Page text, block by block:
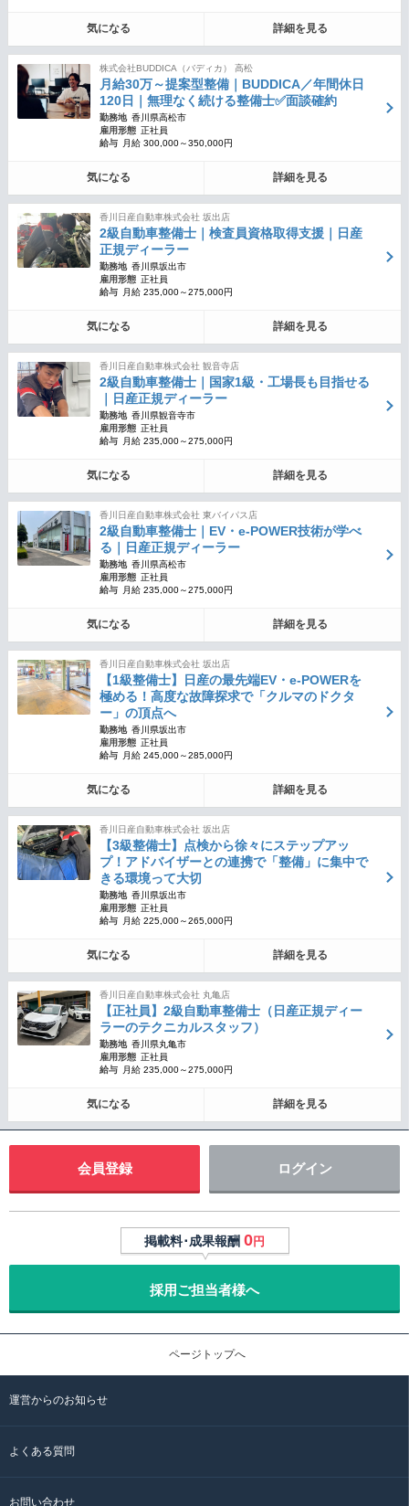
気になる 詳細を見る
株式会社BUDDICA（バディカ） 高松
月給30万～提案型整備｜BUDDICA／年間休日
120日｜無理なく続ける整備士✅面談確約
勤務地 香川県高松市
雇用形態 正社員
給与
月給 300,000～350,000円
気になる 詳細を見る
香川日産自動車株式会社 坂出店
2級自動車整備士｜検査員資格取得支援｜日産
正規ディーラー
勤務地 香川県坂出市
雇用形態 正社員
給与
月給 235,000～275,000円
気になる 詳細を見る
香川日産自動車株式会社 観音寺店
2級自動車整備士｜国家1級・工場長も目指せる
｜日産正規ディーラー
勤務地 香川県観音寺市
雇用形態 正社員
給与
月給 235,000～275,000円
気になる 詳細を見る
香川日産自動車株式会社 東バイパス店
2級自動車整備士｜EV・e-POWER技術が学べ
る｜日産正規ディーラー
勤務地 香川県高松市
雇用形態 正社員
給与
月給 235,000～275,000円
気になる 詳細を見る
香川日産自動車株式会社 坂出店
【1級整備士】日産の最先端EV・e-POWERを
極める！高度な故障探求で「クルマのドクタ
ー」の頂点へ
勤務地 香川県坂出市
雇用形態 正社員
給与
月給 245,000～285,000円
気になる 詳細を見る
香川日産自動車株式会社 坂出店
【3級整備士】点検から徐々にステップアッ
プ！アドバイザーとの連携で「整備」に集中で
きる環境って大切
勤務地 香川県坂出市
雇用形態 正社員
給与
月給 225,000～265,000円
気になる 詳細を見る
香川日産自動車株式会社 丸亀店
【正社員】2級自動車整備士（日産正規ディー
ラーのテクニカルスタッフ）
勤務地 香川県丸亀市
雇用形態 正社員
給与
月給 235,000～275,000円
気になる 詳細を見る
会員登録 ログイン
掲載料･成果報酬 0円
採用ご担当者様へ
ページトップへ
運営からのお知らせ
よくある質問
お問い合わせ